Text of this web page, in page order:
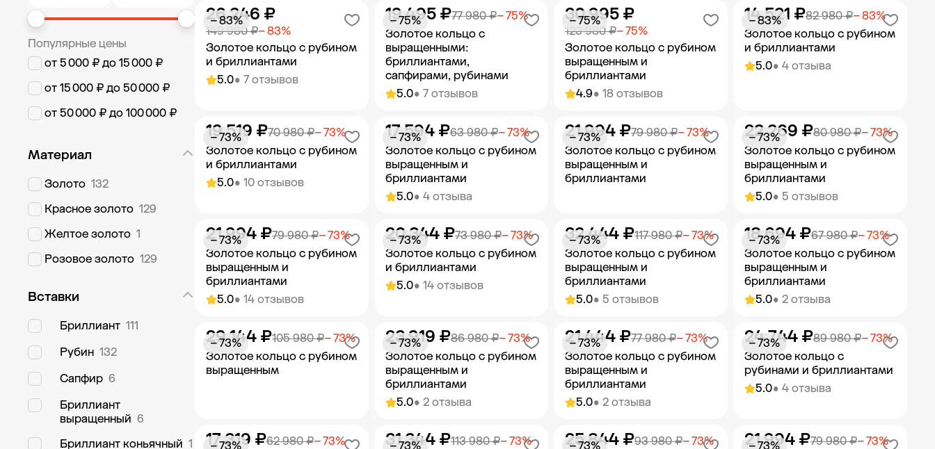
Популярные цены
от 5 000 ₽ до 15 000 ₽
от 15 000 ₽ до 50 000 ₽
от 50 000 ₽ до 100 000 ₽
Материал
Золото 132
Красное золото 129
Желтое золото 1
Розовое золото 129
Вставки
Бриллиант 111
Рубин 132
Сапфир 6
Бриллиант
выращенный 6
Бриллиант коньячный 1
Добавить в корзину Добавить в корзину Добавить в корзину Добавить в корзину
5.0• 7 отзывов
Золотое кольцо с рубином
и бриллиантами
149 980 ₽− 83%
26 246 ₽
− 83%
Добавить в корзину
5.0• 7 отзывов
Золотое кольцо с
выращенными:
бриллиантами,
сапфирами, рубинами
77 980 ₽− 75%
19 495 ₽
− 75%
Добавить в корзину
4.9• 18 отзывов
Золотое кольцо с рубином
выращенным и
бриллиантами
123 980 ₽− 75%
30 995 ₽
− 75%
Добавить в корзину
5.0• 4 отзыва
Золотое кольцо с рубином
и бриллиантами
82 980 ₽− 83%
14 521 ₽
− 83%
Добавить в корзину
5.0• 10 отзывов
Золотое кольцо с рубином
и бриллиантами
70 980 ₽− 73%
19 519 ₽
− 73%
Добавить в корзину
5.0• 4 отзыва
Золотое кольцо с рубином
выращенным и
бриллиантами
63 980 ₽− 73%
17 594 ₽
− 73%
Добавить в корзину
Золотое кольцо с рубином
выращенным и
бриллиантами
79 980 ₽− 73%
21 994 ₽
− 73%
Добавить в корзину
5.0• 5 отзывов
Золотое кольцо с рубином
выращенным и
бриллиантами
80 980 ₽− 73%
22 269 ₽
− 73%
Добавить в корзину
5.0• 14 отзывов
Золотое кольцо с рубином
выращенным и
бриллиантами
79 980 ₽− 73%
21 994 ₽
− 73%
Добавить в корзину
5.0• 14 отзывов
Золотое кольцо с рубином
и бриллиантами
73 980 ₽− 73%
20 344 ₽
− 73%
Добавить в корзину
5.0• 5 отзывов
Золотое кольцо с рубином
выращенным и
бриллиантами
117 980 ₽− 73%
32 444 ₽
− 73%
Добавить в корзину
5.0• 2 отзыва
Золотое кольцо с рубином
выращенным и
бриллиантами
67 980 ₽− 73%
18 694 ₽
− 73%
Добавить в корзину
Золотое кольцо с рубином
выращенным
105 980 ₽− 73%
29 144 ₽
− 73%
Добавить в корзину
5.0• 2 отзыва
Золотое кольцо с рубином
выращенным и
бриллиантами
86 980 ₽− 73%
23 919 ₽
− 73%
Добавить в корзину
5.0• 2 отзыва
Золотое кольцо с рубином
выращенным и
бриллиантами
77 980 ₽− 73%
21 444 ₽
− 73%
Добавить в корзину
5.0• 4 отзыва
Золотое кольцо с
рубинами и бриллиантами
89 980 ₽− 73%
24 744 ₽
− 73%
Добавить в корзину
62 980 ₽− 73%
17 319 ₽
− 73% 113 980 ₽− 73%
31 344 ₽
− 73% 93 980 ₽− 73%
25 844 ₽
− 73% 79 980 ₽− 73%
21 994 ₽
− 73%